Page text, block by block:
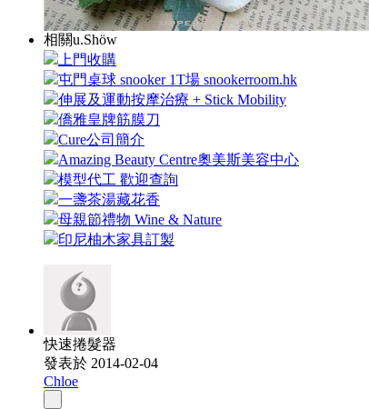
相關u.Shöw
上門收購
屯門桌球 snooker 1T場 snookerroom.hk
伸展及運動按摩治療 + Stick Mobility
僑雅皇牌筋膜刀
Cure公司簡介
Amazing Beauty Centre奧美斯美容中心
模型代工 歡迎查詢
一盞茶湯藏花香
母親節禮物 Wine & Nature
印尼柚木家具訂製
快速捲髮器
發表於 2014-02-04
Chloe